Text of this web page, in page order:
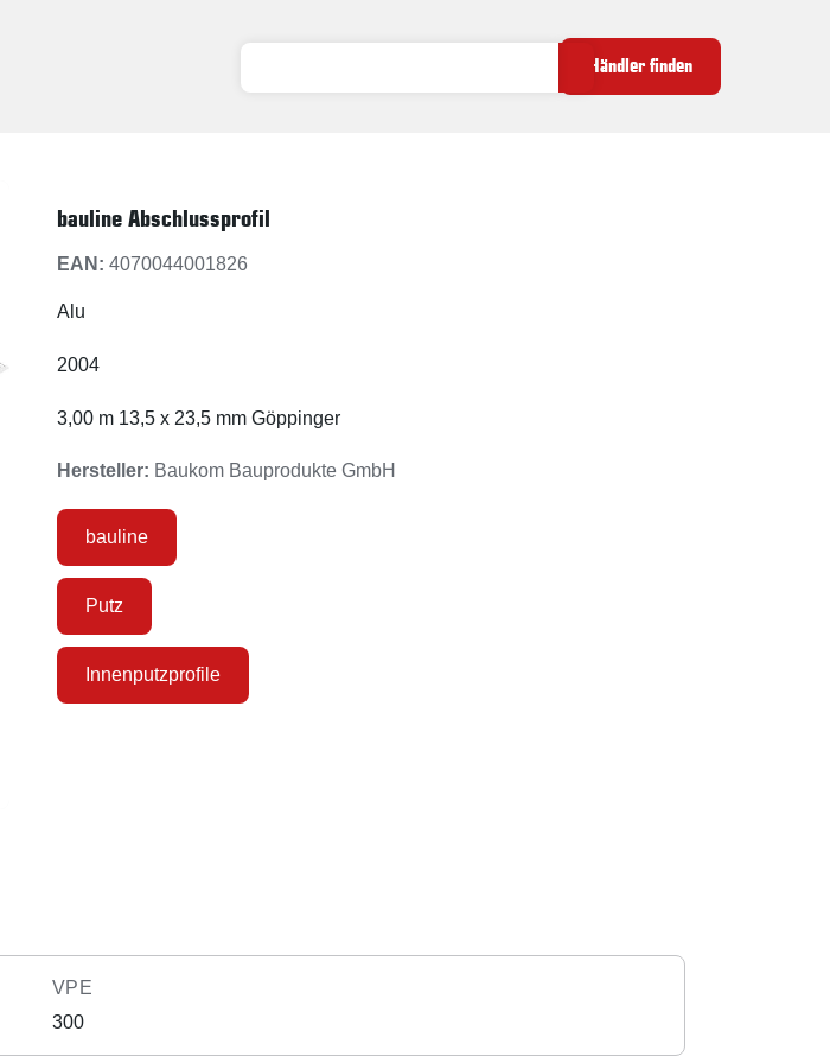
Händler finden
bauline Abschlussprofil
EAN: 4070044001826
Alu
2004
3,00 m 13,5 x 23,5 mm Göppinger
Hersteller: Baukom Bauprodukte GmbH
bauline
Putz
Innenputzprofile
VPE
300